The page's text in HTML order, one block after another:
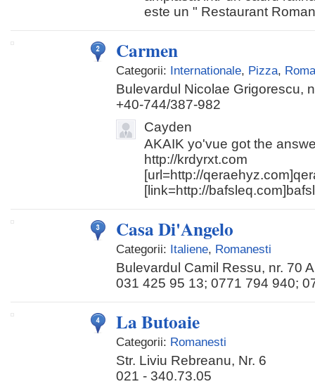
este un " Restaurant
Carmen
Categorii: Internationale, Pizza,
Bulevardul Nicolae Grigorescu,
+40-744/387-982
Cayden
AKAIK yo'vue got the
http://krdyrxt.com
[url=http://
[link=http://
Casa Di'Angelo
Categorii: Italiene, Romanesti
Bulevardul Camil Ressu, nr. 70 A
031 425 95 13; 0771 794 940;
La Butoaie
Categorii: Romanesti
Str. Liviu Rebreanu, Nr. 6
021 - 340.73.05